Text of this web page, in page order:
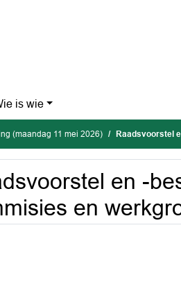
is wie
(maandag 11 mei 2026) Raadsvoorstel en
en -
en